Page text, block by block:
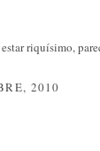
riquísimo,
2010